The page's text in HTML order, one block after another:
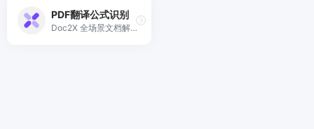
PDF翻译公式识别
Doc2X 全场景文档解析器，Doc2X 提供最先进与快捷的PDF解析无损还原PDF中的文字,图像,表格,公式,排版 一键还原成Markdown, Latex, 微软Word, HTML